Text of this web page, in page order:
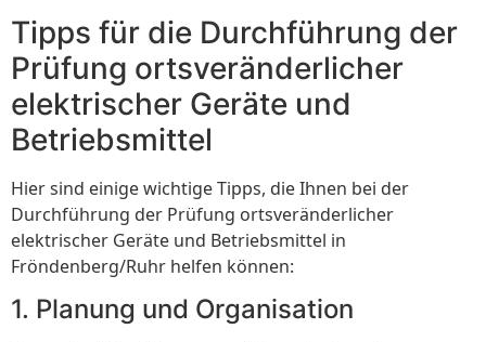
Tipps für die Durchführung der
Prüfung ortsveränderlicher
elektrischer Geräte und
Betriebsmittel
Hier sind einige wichtige Tipps, die Ihnen bei der
Durchführung der Prüfung ortsveränderlicher
elektrischer Geräte und Betriebsmittel in
Fröndenberg/Ruhr helfen können:
1. Planung und Organisation